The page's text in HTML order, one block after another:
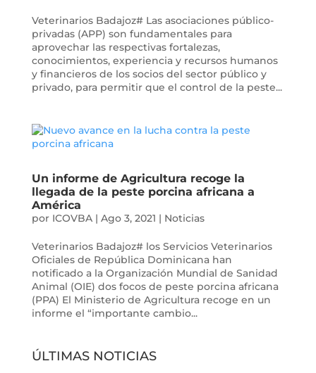
Veterinarios Badajoz# Las asociaciones público-
privadas (APP) son fundamentales para
aprovechar las respectivas fortalezas,
conocimientos, experiencia y recursos humanos
y financieros de los socios del sector público y
privado, para permitir que el control de la peste...
Un informe de Agricultura recoge la
llegada de la peste porcina africana a
América
por ICOVBA| Ago 3, 2021 | Noticias
Veterinarios Badajoz# los Servicios Veterinarios
Oficiales de República Dominicana han
notificado a la Organización Mundial de Sanidad
Animal (OIE) dos focos de peste porcina africana
(PPA) El Ministerio de Agricultura recoge en un
informe el “importante cambio...
ÚLTIMAS NOTICIAS